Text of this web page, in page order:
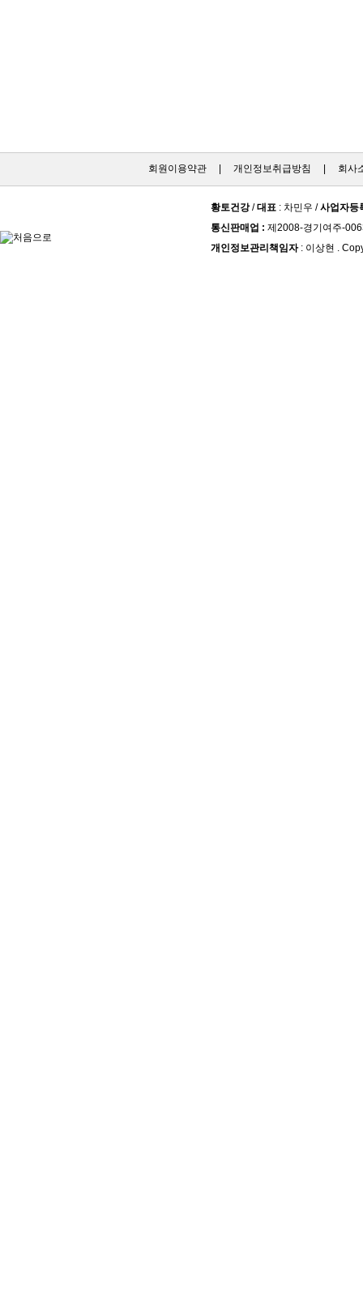
회원이용약관| 개인정보취급방침 회사
황토건강/대표 : 차민우 /사업자등
통신판매업 : 제2008-경기여주-
개인정보관리책임자: 이상현 .